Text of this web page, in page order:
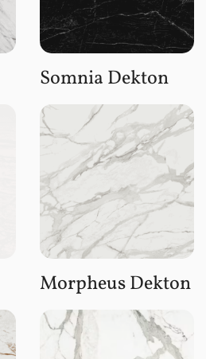
Somnia Dekton
Morpheus Dekton